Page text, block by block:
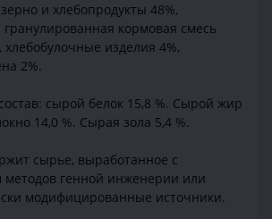
и хлебопродукты 48%,
кормовая смесь
изделия 4%,
2%.
сырой белок 15,8 %. Сырой жир
14,0 %. Сырая зола 5,4 %.
сырье, выработанное с
методов генной инженерии или
модифицированные источники.